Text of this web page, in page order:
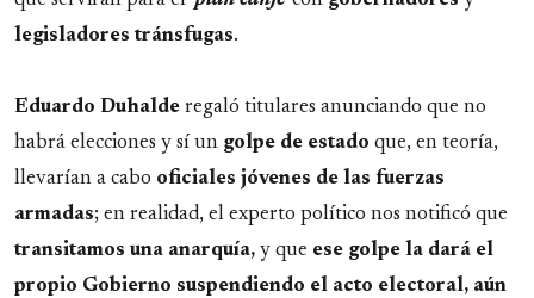
legisladores tránsfugas.
Eduardo Duhalde regaló titulares anunciando que no
habrá elecciones y sí un golpe de estado que, en teoría,
llevarían a cabo oficiales jóvenes de las fuerzas
armadas; en realidad, el experto político nos notificó que
transitamos una anarquía, y que ese golpe la dará el
propio Gobierno suspendiendo el acto electoral, aún